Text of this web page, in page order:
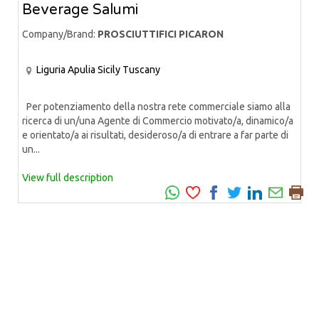
Beverage Salumi
Company/Brand: PROSCIUTTIFICI PICARON
Liguria Apulia Sicily Tuscany
Per potenziamento della nostra rete commerciale siamo alla
ricerca di un/una Agente di Commercio motivato/a, dinamico/a
e orientato/a ai risultati, desideroso/a di entrare a far parte di
un...
View full description